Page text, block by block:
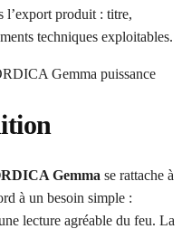
l’export produit : titre,
techniques exploitables.
Gemma se rattache à
à un besoin simple :
lecture agréable du feu. La